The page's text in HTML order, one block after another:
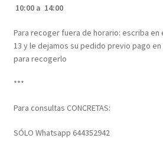
10:00 a 14:00
Para recoger fuera de horario: escriba en
13 y le dejamos su pedido previo pago
para recogerlo
***
Para consultas CONCRETAS:
SÓLO Whatsapp 644352942